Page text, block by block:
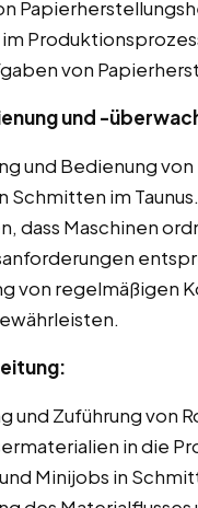
von
und -
und Bedienung
Schmitten im Taunus.
dass Maschinen
von regelmäßigen
und Zuführung von
in die
Minijobs in